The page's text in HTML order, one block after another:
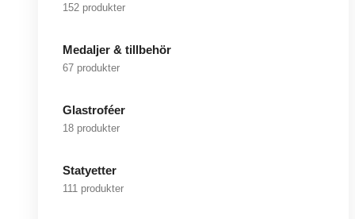
152 produkter
Medaljer & tillbehör
67 produkter
Glastroféer
18 produkter
Statyetter
111 produkter